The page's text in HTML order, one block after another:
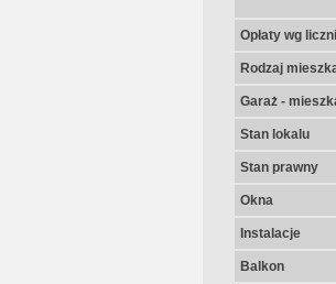
Opłaty wg
Rodzaj
Garaż -
Stan lokalu
Stan prawny
Okna
Instalacje
Balkon